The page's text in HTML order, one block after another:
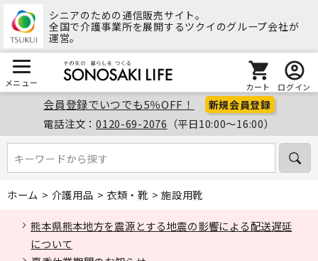
シニアのための通信販売サイト。
全国で介護事業所を展開するツクイのグループ会社が
運営。
メニュー カート ログイン
会員登録でいつでも5％OFF！ 新規会員登録
電話注文：0120-69-2076 （平日10:00～16:00）
キーワードから探す
キーワードから探す
ホーム > 介護用品 > 衣類・靴 >施設用靴
熊本県熊本地方を震源とする地震の影響による配送遅延
について